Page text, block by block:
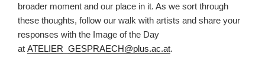
broader moment and our place in it. As we sort through
these thoughts, follow our walk with artists and share your
responses with the Image of the Day
at ATELIER_GESPRAECH@plus.ac.at.